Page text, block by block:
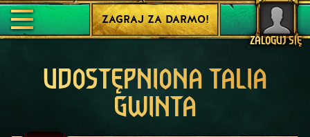
ZALOGUJ SIĘ
ZAGRAJ ZA DARMO!
UDOSTĘPNIONA TALIA
GWINTA